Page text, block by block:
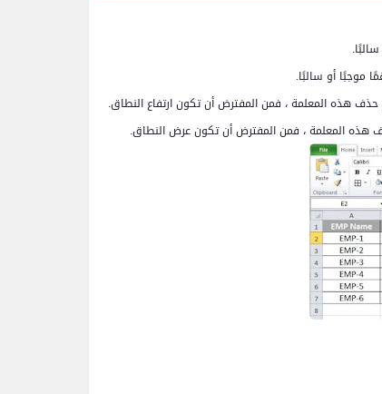
موجبًا أو سالبًا.
هذه المعلمة ، فمن المفترض أن تكون ارتفاع النطاق.
هذه المعلمة ، فمن المفترض أن تكون عرض النطاق.